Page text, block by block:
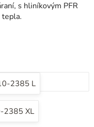
s hliníkovým PFR
tepla.
2385 L
2385 XL